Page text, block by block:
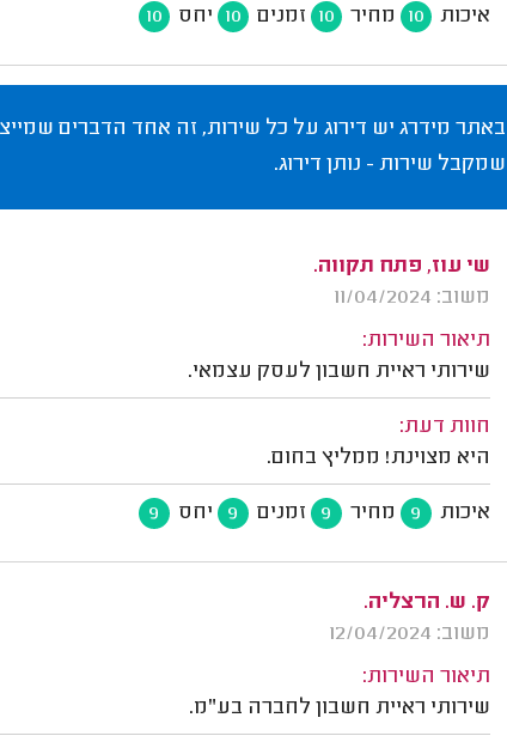
איכות 10 מחיר 10 זמנים 10 יחס 10
באתר מידרג יש דירוג על כל שירות, זה אחד הדברים
שמקבל שירות - נותן דירוג.
שי עוז, פתח תקווה.
משוב: 11/04/2024
תיאור השירות:
שירותי ראיית חשבון לעסק עצמאי.
חוות דעת:
היא מצוינת! ממליץ בחום.
איכות 9 מחיר 9 זמנים 9 יחס 9
ק. ש. הרצליה.
משוב: 12/04/2024
תיאור השירות:
שירותי ראיית חשבון לחברה בע"מ.